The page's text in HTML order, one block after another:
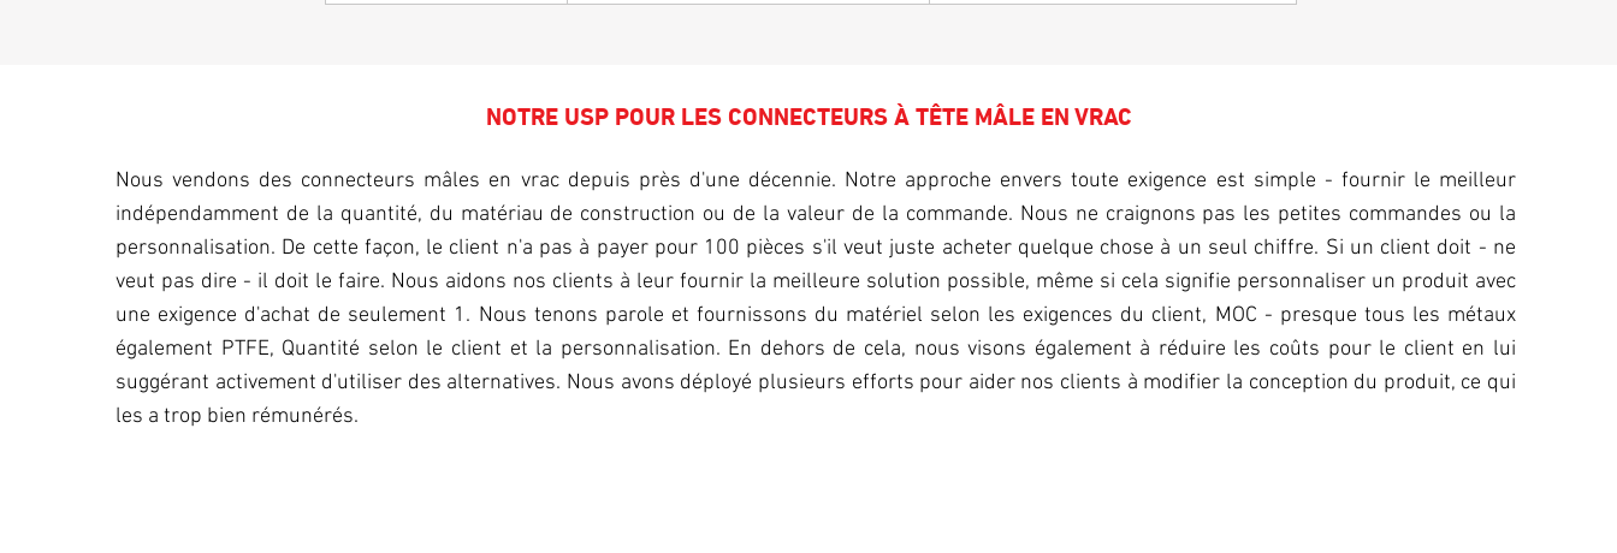
NOTRE USP POUR LES CONNECTEURS À TÊTE MÂLE EN VRAC
Nous vendons des connecteurs mâles en vrac depuis près d'une décennie. Notre approche envers toute exigence est simple - fournir le meilleur
indépendamment de la quantité, du matériau de construction ou de la valeur de la commande. Nous ne craignons pas les petites commandes ou la
personnalisation. De cette façon, le client n'a pas à payer pour 100 pièces s'il veut juste acheter quelque chose à un seul chiffre. Si un client doit - ne
veut pas dire - il doit le faire. Nous aidons nos clients à leur fournir la meilleure solution possible, même si cela signifie personnaliser un produit avec
une exigence d'achat de seulement 1. Nous tenons parole et fournissons du matériel selon les exigences du client, MOC - presque tous les métaux
également PTFE, Quantité selon le client et la personnalisation. En dehors de cela, nous visons également à réduire les coûts pour le client en lui
suggérant activement d'utiliser des alternatives. Nous avons déployé plusieurs efforts pour aider nos clients à modifier la conception du produit, ce qui
les a trop bien rémunérés.